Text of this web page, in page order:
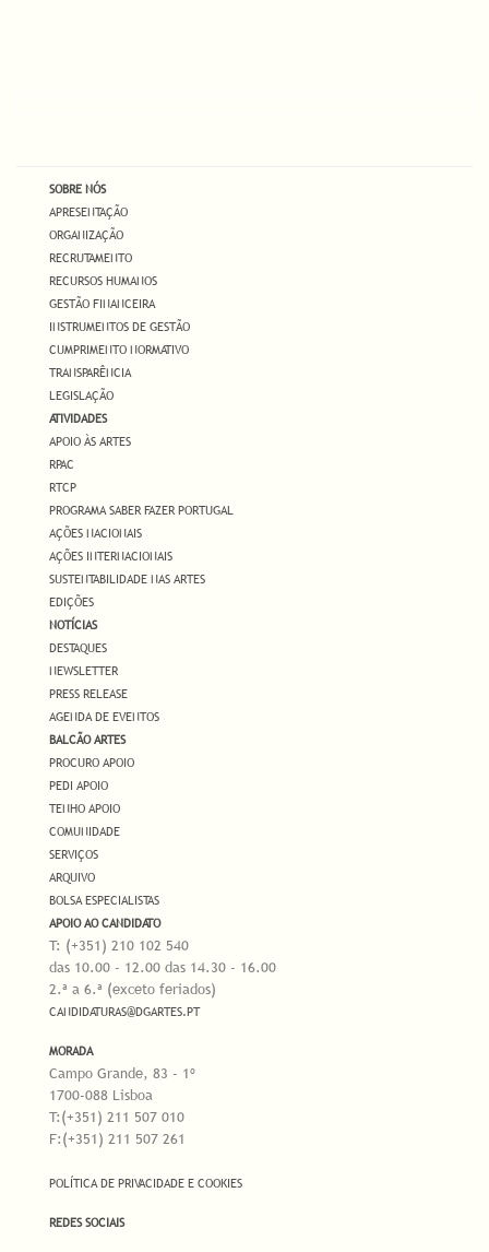
SOBRE NÓS
APRESENTAÇÃO
ORGANIZAÇÃO
RECRUTAMENTO
RECURSOS HUMANOS
GESTÃO FINANCEIRA
INSTRUMENTOS DE GESTÃO
CUMPRIMENTO NORMATIVO
TRANSPARÊNCIA
LEGISLAÇÃO
ATIVIDADES
APOIO ÀS ARTES
RPAC
RTCP
PROGRAMA SABER FAZER PORTUGAL
AÇÕES NACIONAIS
AÇÕES INTERNACIONAIS
SUSTENTABILIDADE NAS ARTES
EDIÇÕES
NOTÍCIAS
DESTAQUES
NEWSLETTER
PRESS RELEASE
AGENDA DE EVENTOS
BALCÃO ARTES
PROCURO APOIO
PEDI APOIO
TENHO APOIO
COMUNIDADE
SERVIÇOS
ARQUIVO
BOLSA ESPECIALISTAS
APOIO AO CANDIDATO
T: (+351) 210 102 540
das 10.00 - 12.00 das 14.30 - 16.00
2.ª a 6.ª (exceto feriados)
CANDIDATURAS@DGARTES.PT
MORADA
Campo Grande, 83 - 1º
1700-088 Lisboa
T:(+351) 211 507 010
F:(+351) 211 507 261
POLÍTICA DE PRIVACIDADE E COOKIES
REDES SOCIAIS